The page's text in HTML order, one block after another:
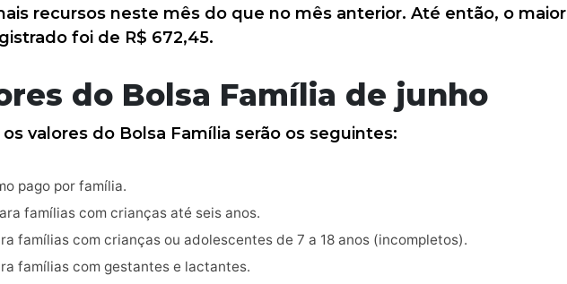
recursos neste mês do que no mês anterior. Até então, o maior
foi de R$ 672,45.
do Bolsa Família de junho
valores do Bolsa Família serão os seguintes:
pago por família.
famílias com crianças até seis anos.
famílias com crianças ou adolescentes de 7 a 18 anos (incompletos).
famílias com gestantes e lactantes.